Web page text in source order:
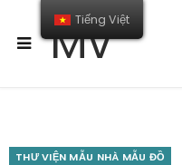
MV
THƯ VIỆN MẪU NHÀ MẪU ĐỒ
Tiếng Việt